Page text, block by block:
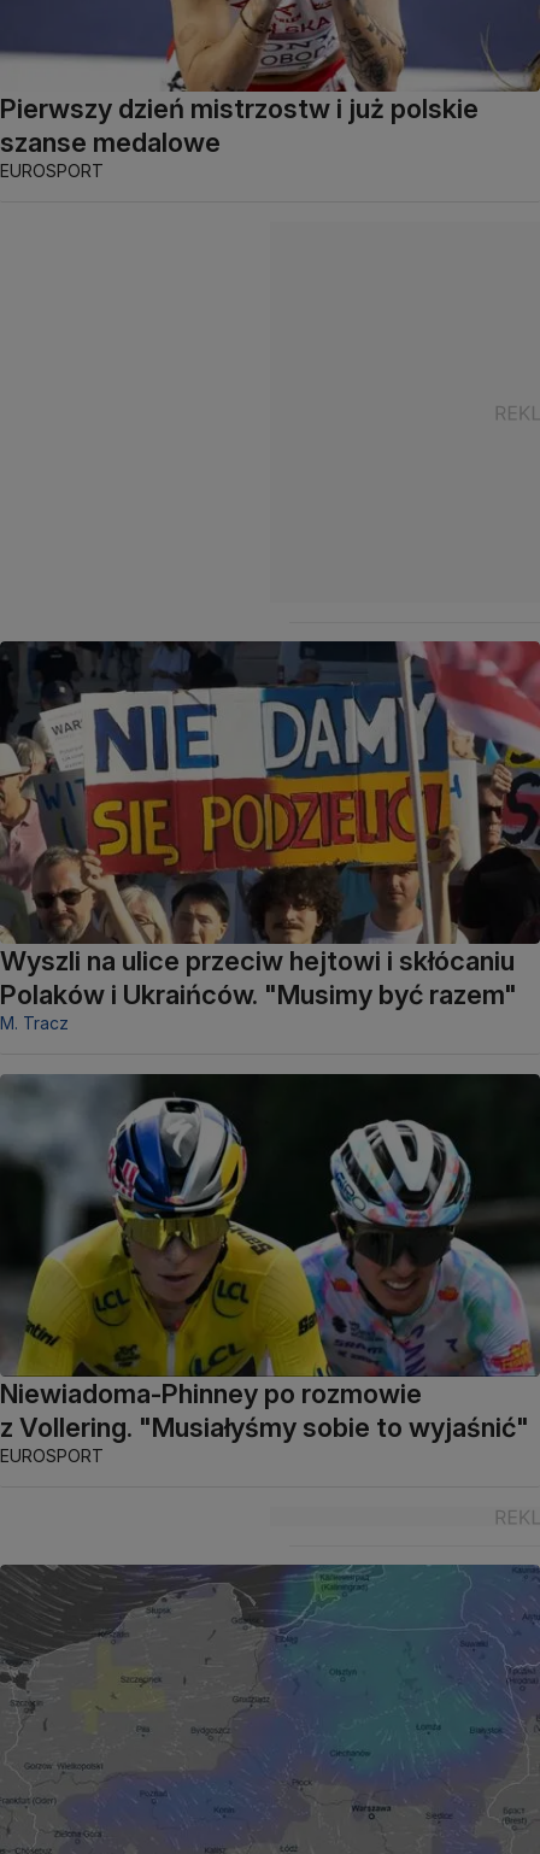
Pierwszy dzień mistrzostw i już polskie
szanse medalowe
EUROSPORT
Wyszli na ulice przeciw hejtowi i skłócaniu
Polaków i Ukraińców. "Musimy być razem"
M. Tracz
Niewiadoma-Phinney po rozmowie
z Vollering. "Musiałyśmy sobie to wyjaśnić"
EUROSPORT